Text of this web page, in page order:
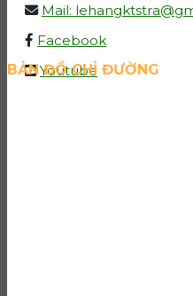
Mail:
Facebook
Youtube
BẢN ĐỒ CHỈ ĐƯỜNG